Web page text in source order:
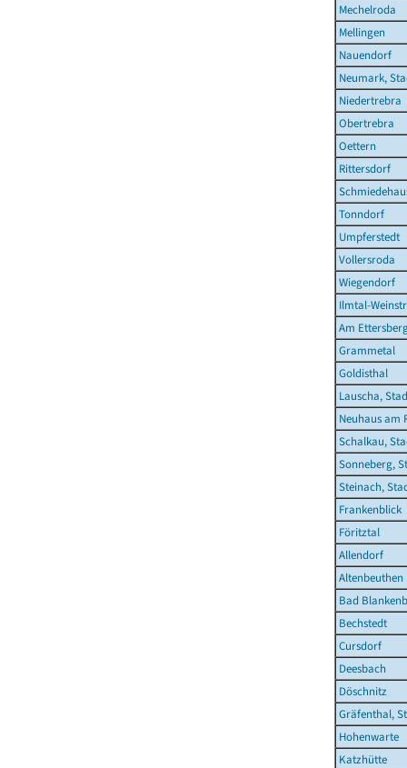
Mechelroda
Mellingen
Nauendorf
Neumark,
Niedertrebra
Obertrebra
Oettern
Rittersdorf
Tonndorf
Umpferstedt
Vollersroda
Wiegendorf
Ilmtal-
Am
Grammetal
Goldisthal
Lauscha,
Neuhaus am
Schalkau,
Sonneberg,
Steinach,
Frankenblick
Föritztal
Allendorf
Altenbeuthen
Bad
Bechstedt
Cursdorf
Deesbach
Döschnitz
Gräfenthal,
Hohenwarte
Katzhütte